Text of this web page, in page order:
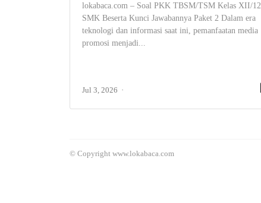
lokabaca.com – Soal PKK TBSM/TSM Kelas XII/12
SMK Beserta Kunci Jawabannya Paket 2 Dalam era
teknologi dan informasi saat ini, pemanfaatan media
promosi menjadi...
Jul 3, 2026
© Copyright www.lokabaca.com